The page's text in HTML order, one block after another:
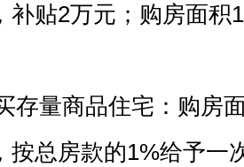
补贴2万元；购房面积
存量商品住宅：购房
按总房款的1%给予一